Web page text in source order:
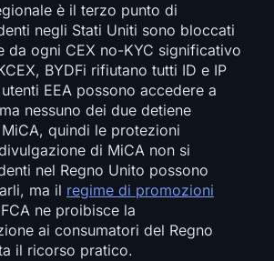
è il terzo punto di
negli Stati Uniti sono bloccati
da ogni CEX no-KYC significativo
BYDFi rifiutano tutti ID e IP
EEA possono accedere a
nessuno dei due detiene
quindi le protezioni
di MiCA non si
nel Regno Unito possono
ma il regime di promozioni
ne proibisce la
ai consumatori del Regno
il ricorso pratico.